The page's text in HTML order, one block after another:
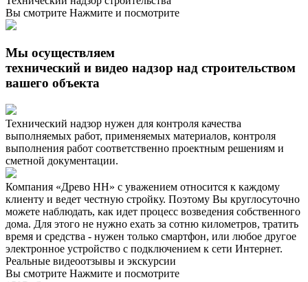
Вы смотрите Нажмите и посмотрите
Мы осуществляем
технический и видео надзор над строительством
вашего объекта
Технический надзор нужен для контроля качества
выполняемых работ, применяемых материалов, контроля
выполнения работ соответственно проектным решениям и
сметной документации.
Компания «Древо НН» с уважением относится к каждому
клиенту и ведет честную стройку. Поэтому Вы круглосуточно
можете наблюдать, как идет процесс возведения собственного
дома. Для этого не нужно ехать за сотню километров, тратить
время и средства - нужен только смартфон, или любое другое
электронное устройство с подключением к сети Интернет.
Реальные видеоотзывы и экскурсии
Вы смотрите Нажмите и посмотрите